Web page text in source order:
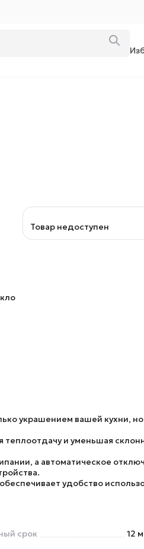
Товар недоступен
украшением вашей кухни,
и уменьшая
а автоматическое
обеспечивает удобство
срок
12